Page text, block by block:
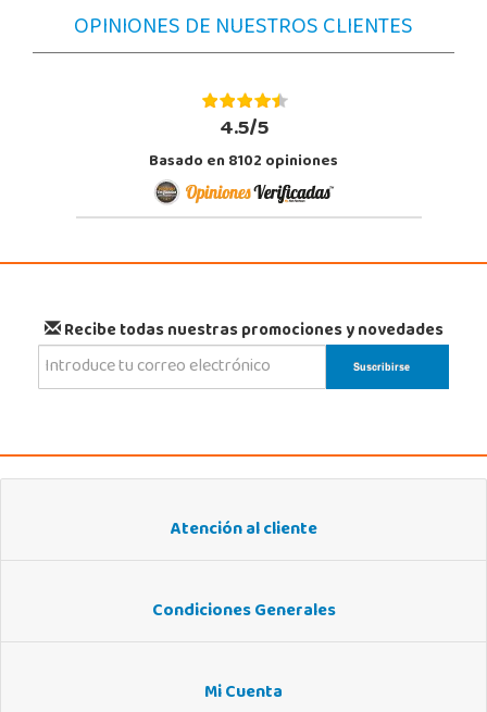
OPINIONES DE NUESTROS CLIENTES
4.5/5
Basado en 8102 opiniones
Recibe todas nuestras promociones y novedades
Atención al cliente
Condiciones Generales
Mi Cuenta